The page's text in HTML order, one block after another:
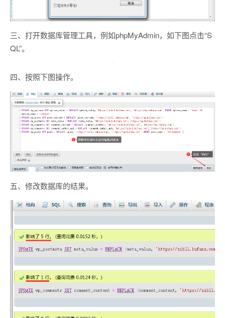
三、打开数据库管理工具，例如phpMyAdmin，如下图点击“S
QL”。
四、按照下图操作。
五、修改数据库的结果。